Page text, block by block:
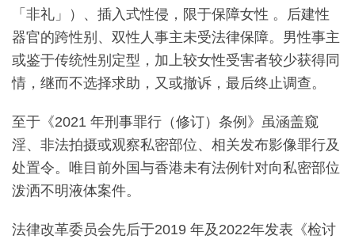
「非礼」）、插入式性侵，限于保障女性 。后建性
器官的跨性别、双性人事主未受法律保障。男性事主
或鉴于传统性别定型，加上较女性受害者较少获得同
情，继而不选择求助，又或撤诉，最后终止调查。
至于《2021 年刑事罪行（修订）条例》虽涵盖窥
淫、非法拍摄或观察私密部位、相关发布影像罪行及
处置令。唯目前外国与香港未有法例针对向私密部位
泼洒不明液体案件。
法律改革委员会先后于2019 年及2022年发表《检讨